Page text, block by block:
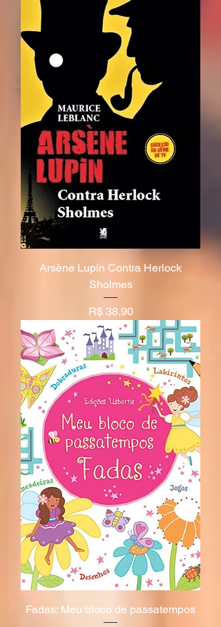
Arsène Lupin Contra Herlock
Sholmes
Preço
R$ 38,90
Fadas: Meu bloco de passatempos